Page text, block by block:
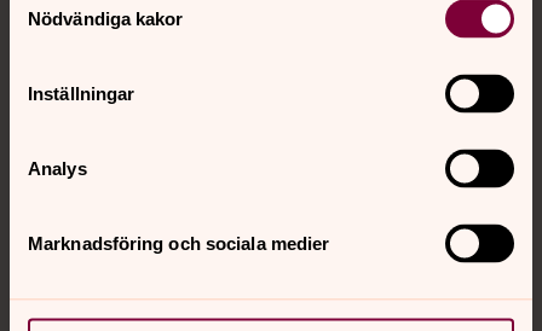
Nödvändiga kakor
Inställningar
Analys
Marknadsföring och sociala medier
Kalender
Hitta snabbt